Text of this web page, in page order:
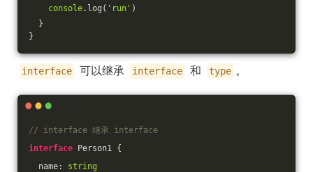
console.log( 'run' )
}
}
interface 可以继承 interface 和 type 。
// interface 继承 interface
interface Person1 {
name: string